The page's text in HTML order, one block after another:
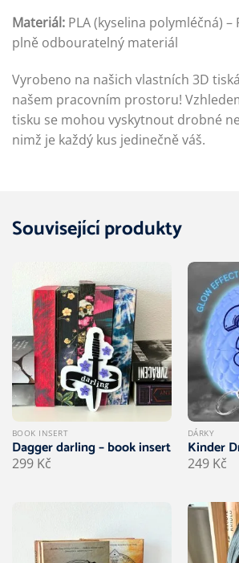
Materiál: PLA (kyselina polymléčná) –
plně odbouratelný materiál
Vyrobeno na našich vlastních 3D
našem pracovním prostoru!
tisku se mohou vyskytnout drobné
nimž je každý kus jedinečně váš.
Související produkty
BOOK INSERT
Dagger darling – book insert
299 Kč
DÁRKY
Kinder
249 Kč